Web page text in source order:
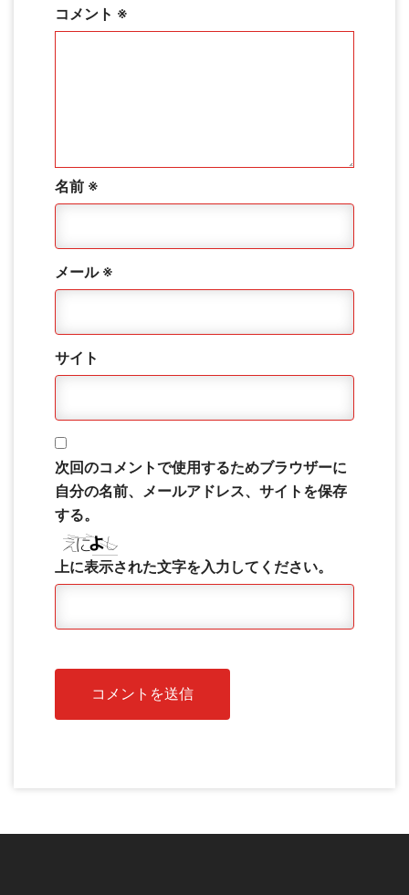
コメント ※
名前 ※
メール ※
サイト
次回のコメントで使用するためブラウザーに
自分の名前、メールアドレス、サイトを保存
する。
上に表示された文字を入力してください。